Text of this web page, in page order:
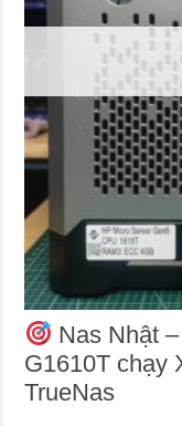
Nas Nhật
G1610T chạy
TrueNas